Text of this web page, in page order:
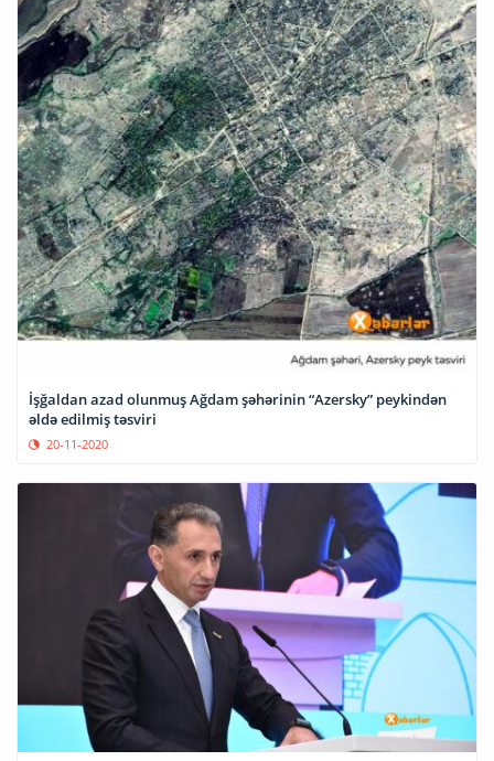
İşğaldan azad olunmuş Ağdam şəhərinin “Azersky” peykindən
əldə edilmiş təsviri
20-11-2020